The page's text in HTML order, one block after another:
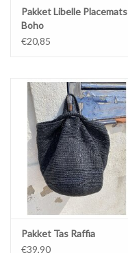
Pakket Libelle Placemats
Boho
€20,85
Pakket Tas Raffia
€39,90